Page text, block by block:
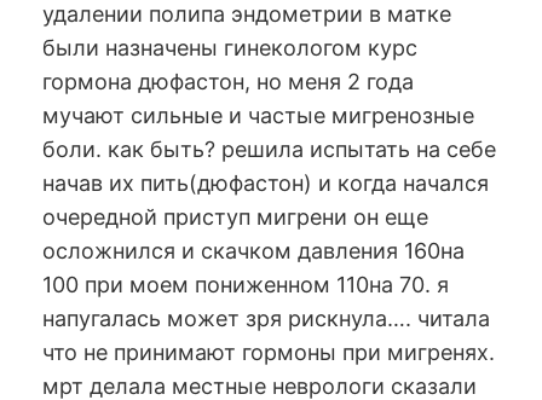
удалении полипа эндометрии в матке
были назначены гинекологом курс
гормона дюфастон, но меня 2 года
мучают сильные и частые мигренозные
боли. как быть? решила испытать на себе
начав их пить(дюфастон) и когда начался
очередной приступ мигрени он еще
осложнился и скачком давления 160на
100 при моем пониженном 110на 70. я
напугалась может зря рискнула…. читала
что не принимают гормоны при мигренях.
мрт делала местные неврологи сказали